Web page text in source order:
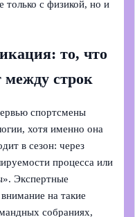
только с физикой, но и
то, что
между строк
спортсмены
хотя именно она
в сезон: через
процесса или
Экспертные
на такие
собраниях,